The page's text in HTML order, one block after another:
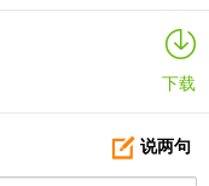
下载
说两句